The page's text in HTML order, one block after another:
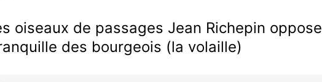
oiseaux de passages Jean Richepin oppose
des bourgeois (la volaille)